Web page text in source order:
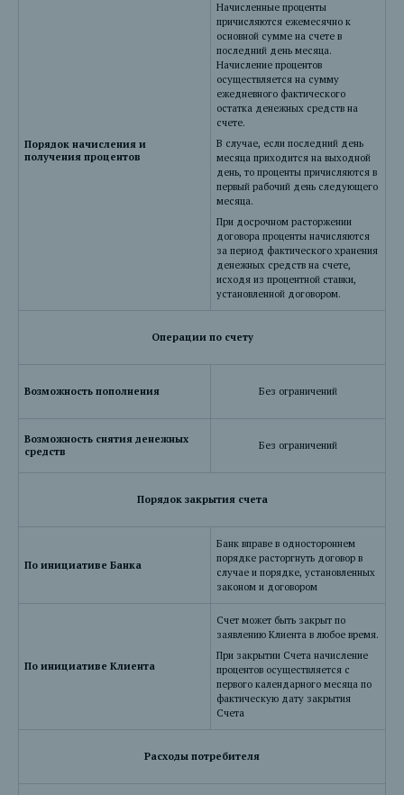
Порядок начисления и
получения процентов
Начисленные проценты
причисляются ежемесячно к
основной сумме на счете в
последний день месяца.
Начисление процентов
осуществляется на сумму
ежедневного фактического
остатка денежных средств на
счете.
В случае, если последний день
месяца приходится на выходной
день, то проценты причисляются в
первый рабочий день следующего
месяца.
При досрочном расторжении
договора проценты начисляются
за период фактического хранения
денежных средств на счете,
исходя из процентной ставки,
установленной договором.
Операции по счету
Возможность пополнения Без ограничений
Возможность снятия денежных
средств
Без ограничений
Порядок закрытия счета
По инициативе Банка
Банк вправе в одностороннем
порядке расторгнуть договор в
случае и порядке, установленных
законом и договором
По инициативе Клиента
Счет может быть закрыт по
заявлению Клиента в любое время.
При закрытии Счета начисление
процентов осуществляется с
первого календарного месяца по
фактическую дату закрытия
Счета
Расходы потребителя